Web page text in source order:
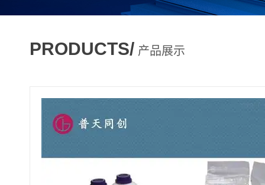
PRODUCTS/ 产品展示